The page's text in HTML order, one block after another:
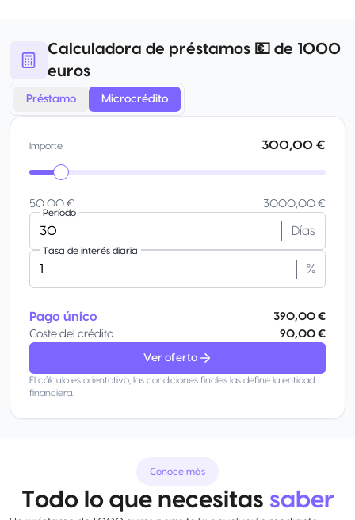
Calculadora de préstamos 💶 de 1000
euros
Préstamo Microcrédito
Importe 300,00 €
50,00 € 3000,00 €
Período
Días
Tasa de interés diaria
%
Pago único
390,00 €
Coste del crédito
90,00 €
Ver oferta
El cálculo es orientativo; las condiciones finales las define la entidad
financiera.
Conoce más
Todo lo que necesitas saber